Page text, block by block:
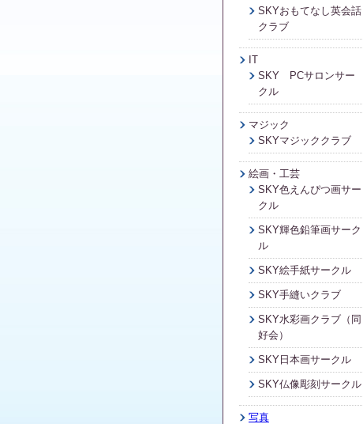
SKYおもてなし英会話
クラブ
IT
SKY PCサロンサー
クル
マジック
SKYマジッククラブ
絵画・工芸
SKY色えんぴつ画サー
クル
SKY輝色鉛筆画サーク
ル
SKY絵手紙サークル
SKY手縫いクラブ
SKY水彩画クラブ（同
好会）
SKY日本画サークル
SKY仏像彫刻サークル
写真